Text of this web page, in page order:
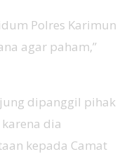
Polres Karimun
agar paham,”
dipanggil pihak
dia
kepada Camat